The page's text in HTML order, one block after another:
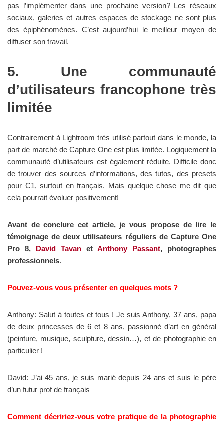
pas l’implémenter dans une prochaine version? Les réseaux
sociaux, galeries et autres espaces de stockage ne sont plus
des épiphénomènes. C’est aujourd’hui le meilleur moyen de
diffuser son travail.
5. Une communauté
d’utilisateurs francophone très
limitée
Contrairement à Lightroom très utilisé partout dans le monde, la
part de marché de Capture One est plus limitée. Logiquement la
communauté d’utilisateurs est également réduite. Difficile donc
de trouver des sources d’informations, des tutos, des presets
pour C1, surtout en français. Mais quelque chose me dit que
cela pourrait évoluer positivement!
Avant de conclure cet article, je vous propose de lire le
témoignage de deux utilisateurs réguliers de Capture One
Pro 8, David Tavan et Anthony Passant, photographes
professionnels.
Pouvez-vous vous présenter en quelques mots ?
Anthony: Salut à toutes et tous ! Je suis Anthony, 37 ans, papa
de deux princesses de 6 et 8 ans, passionné d’art en général
(peinture, musique, sculpture, dessin…), et de photographie en
particulier !
David: J’ai 45 ans, je suis marié depuis 24 ans et suis le père
d’un futur prof de français
Comment décririez-vous votre pratique de la photographie